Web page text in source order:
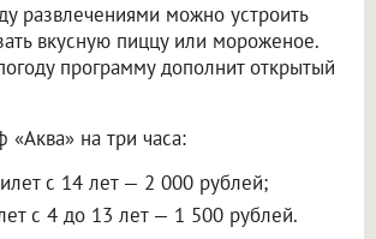
развлечениями можно устроить
вкусную пиццу или мороженое.
программу дополнит открытый
«Аква» на три часа:
с 14 лет — 2 000 рублей;
с 4 до 13 лет — 1 500 рублей.